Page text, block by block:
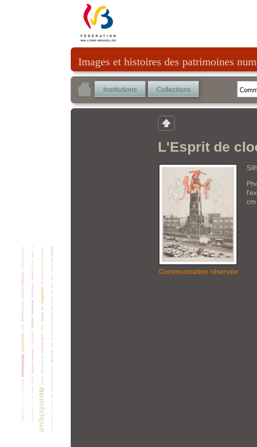
Images et histoires des patrimoines
Institutions Collections
L'Esprit de
Communication réservée
cm